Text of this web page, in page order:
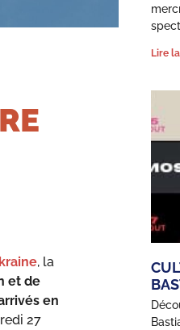
, la
et de
en
27
Lire